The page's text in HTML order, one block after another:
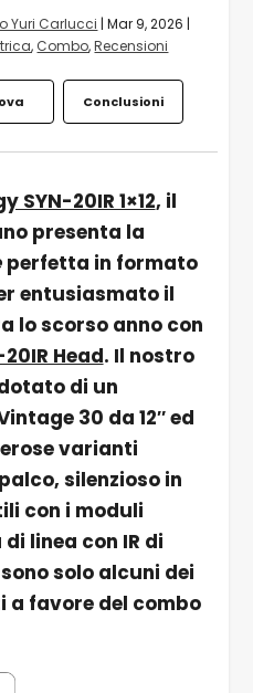
Yuri Carlucci |Mar 9, 2026 |
, Combo,Recensioni
Conclusioni
SYN-20IR 1×12, il
presenta la
perfetta in formato
entusiasmato il
lo scorso anno con
20IR Head. Il nostro
di un
30 da 12″ ed
varianti
silenzioso in
con i moduli
linea con IR di
solo alcuni dei
a favore del combo